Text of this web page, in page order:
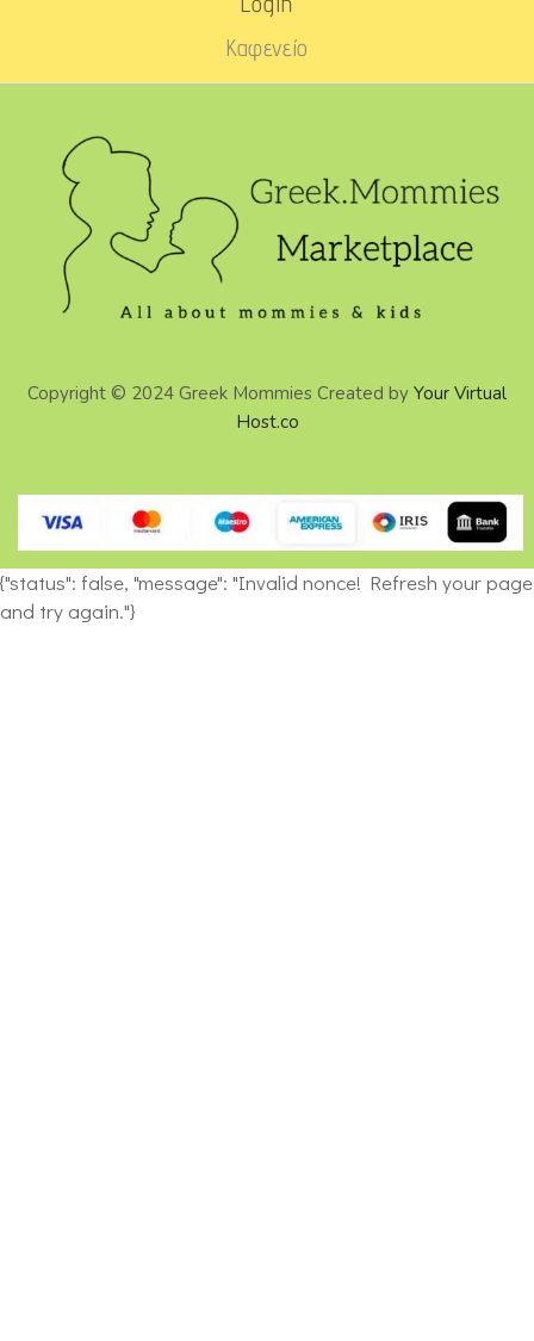
Καφενείο
Copyright © 2024 Greek Mommies Created by Your Virtual
Host.co
{"status": false, "message": "Invalid nonce! Refresh your page
and try again."}